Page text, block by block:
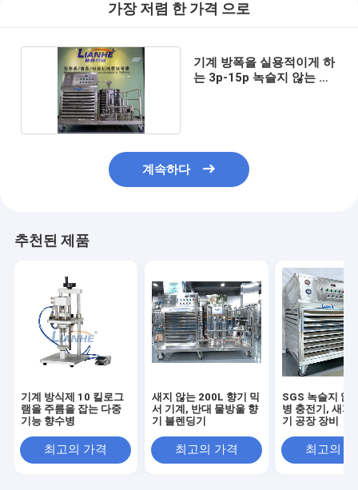
가장 저렴 한 가격 으로
기계 방폭을 실용적이게 하
는 3p-15p 녹슬지 않는 향
계속하다
추천된 제품
기계 방식제 10 킬로그
램을 주름을 잡는 다중
기능 향수병
최고의 가격
새지 않는 200L 향기 믹
서 기계, 반대 물방울 향
기 블렌딩기
최고의 가격
SGS 녹슬지 않
병 충전기, 새지
기 공장 장비
최고의